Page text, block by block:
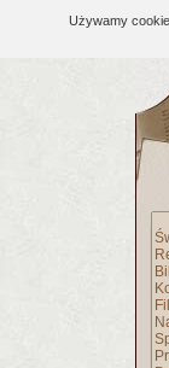
Używamy